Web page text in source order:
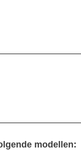
modellen: